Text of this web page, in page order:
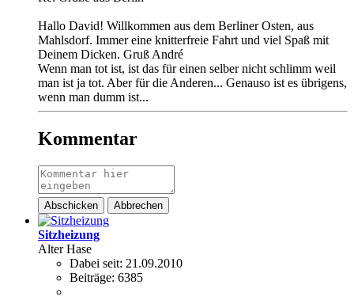
Hallo David! Willkommen aus dem Berliner Osten, aus
Mahlsdorf. Immer eine knitterfreie Fahrt und viel Spaß mit
Deinem Dicken. Gruß André
Wenn man tot ist, ist das für einen selber nicht schlimm weil
man ist ja tot. Aber für die Anderen... Genauso ist es übrigens,
wenn man dumm ist...
Kommentar
Abschicken Abbrechen
Sitzheizung
Alter Hase
Dabei seit: 21.09.2010
Beiträge: 6385